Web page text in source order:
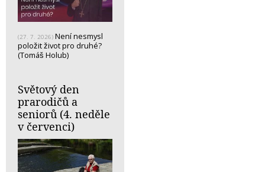
(27. 7. 2026) Není nesmysl
položit život pro druhé?
(Tomáš Holub)
Světový den
prarodičů a
seniorů (4. neděle
v červenci)